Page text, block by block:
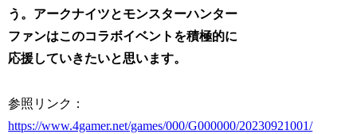
う。アークナイツとモンスターハンター
ファンはこのコラボイベントを積極的に
応援していきたいと思います。
参照リンク：
https://www.4gamer.net/games/000/G000000/20230921001/